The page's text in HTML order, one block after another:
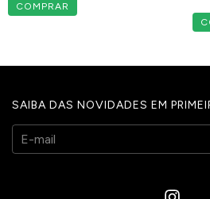
SAIBA DAS NOVIDADES EM